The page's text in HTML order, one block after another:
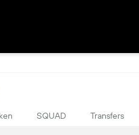
SQUAD Transfers